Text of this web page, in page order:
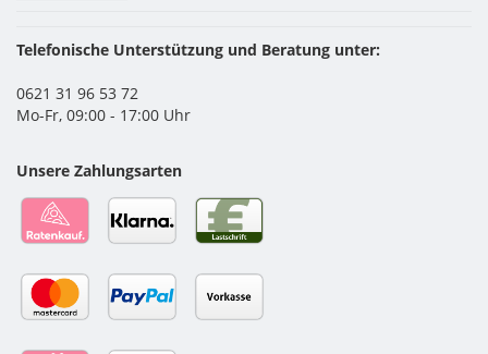
Telefonische Unterstützung und Beratung unter:
0621 31 96 53 72
Mo-Fr, 09:00 - 17:00 Uhr
Unsere Zahlungsarten